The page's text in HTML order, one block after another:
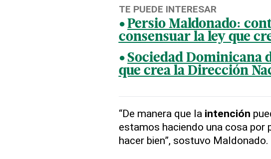
TE PUEDE INTERESAR
Persio Maldonado:
consensuar la ley que
Sociedad Dominicana
que crea la Dirección
“De manera que la intención
estamos haciendo una cosa por
hacer bien”, sostuvo Maldonado.